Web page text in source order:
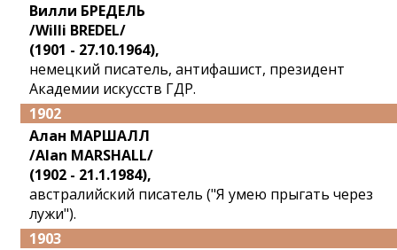
Вилли БРЕДЕЛЬ
/Willi BREDEL/
(1901 - 27.10.1964),
немецкий писатель, антифашист, президент
Академии искусств ГДР.
1902
Алан МАРШАЛЛ
/Alan MARSHALL/
(1902 - 21.1.1984),
австралийский писатель ("Я умею прыгать через
лужи").
1903